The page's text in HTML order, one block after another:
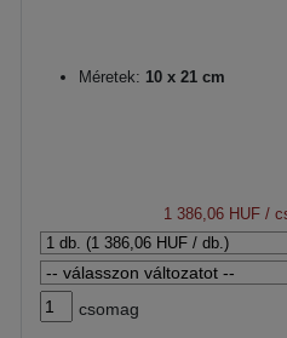
Méretek: 10 x 21 cm
1 386,06 HUF/
csomag